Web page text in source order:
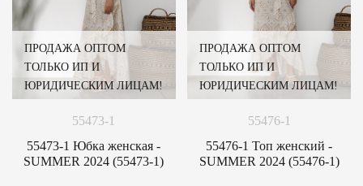
ПРОДАЖА ОПТОМ
ТОЛЬКО ИП И
ЮРИДИЧЕСКИМ ЛИЦАМ!
55473-1
55473-1 Юбка женская -
SUMMER 2024 (55473-1)
ПРОДАЖА ОПТОМ
ТОЛЬКО ИП И
ЮРИДИЧЕСКИМ ЛИЦАМ!
55476-1
55476-1 Топ женский -
SUMMER 2024 (55476-1)